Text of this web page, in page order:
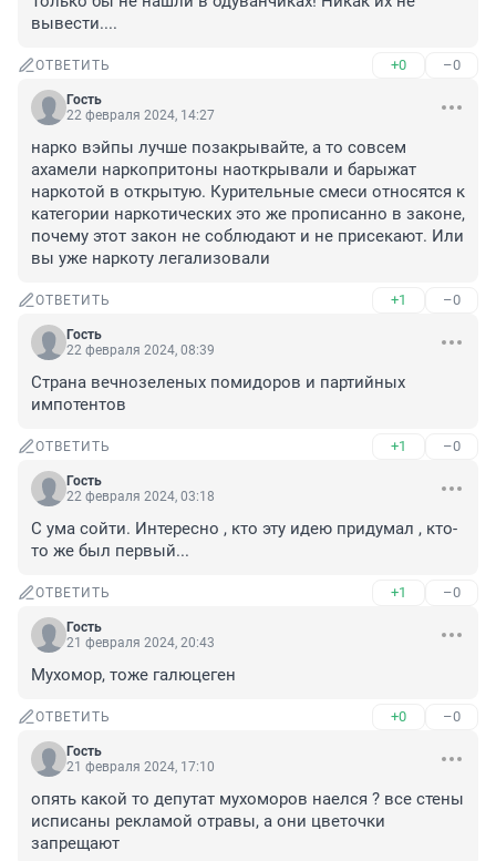
вывести....
ОТВЕТИТЬ +0 –0
Гость
22 февраля 2024, 14:27
нарко вэйпы лучше позакрывайте, а то совсем
ахамели наркопритоны наоткрывали и барыжат
наркотой в открытую. Курительные смеси относятся к
категории наркотических это же прописанно в законе,
почему этот закон не соблюдают и не присекают. Или
вы уже наркоту легализовали
ОТВЕТИТЬ +1 –0
Гость
22 февраля 2024, 08:39
Страна вечнозеленых помидоров и партийных
импотентов
ОТВЕТИТЬ +1 –0
Гость
22 февраля 2024, 03:18
С ума сойти. Интересно , кто эту идею придумал , кто-
то же был первый...
ОТВЕТИТЬ +1 –0
Гость
21 февраля 2024, 20:43
Мухомор, тоже галюцеген
ОТВЕТИТЬ +0 –0
Гость
21 февраля 2024, 17:10
опять какой то депутат мухоморов наелся ? все стены
исписаны рекламой отравы, а они цветочки
запрещают